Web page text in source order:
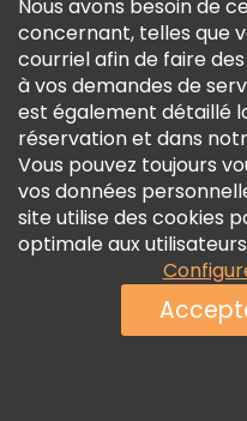
Politique En Matière De
Freetour Prix
Programme De Fidélité
Nous avons besoin de
concernant, telles que
courriel afin de faire
à vos demandes de
est également détaillé
réservation et dans
Vous pouvez toujours
vos données
site utilise des cookies
optimale aux